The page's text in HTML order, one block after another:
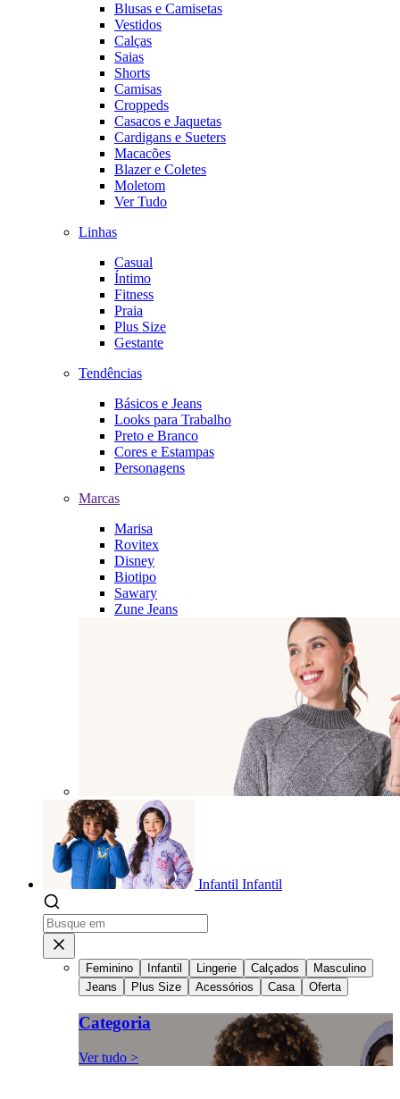
Blusas e Camisetas
Vestidos
Calças
Saias
Shorts
Camisas
Croppeds
Casacos e Jaquetas
Cardigans e Sueters
Macacões
Blazer e Coletes
Moletom
Ver Tudo
Linhas
Casual
Íntimo
Fitness
Praia
Plus Size
Gestante
Tendências
Básicos e Jeans
Looks para Trabalho
Preto e Branco
Cores e Estampas
Personagens
Marcas
Marisa
Rovitex
Disney
Biotipo
Sawary
Zune Jeans
Infantil Infantil
Feminino Infantil Lingerie Calçados
Masculino
Jeans
Plus Size Acessórios Casa Oferta
Categoria
Ver tudo >